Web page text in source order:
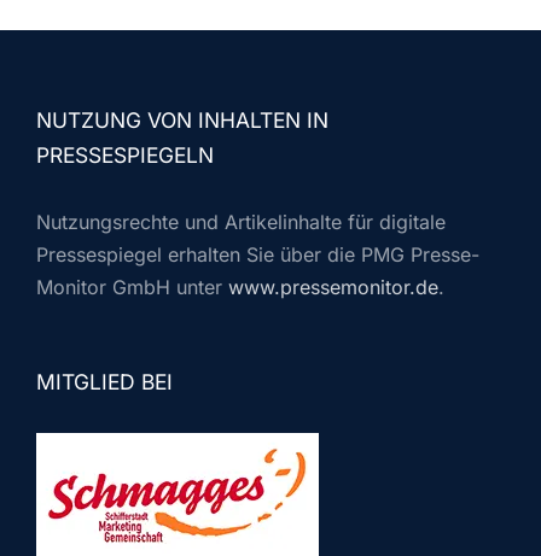
NUTZUNG VON INHALTEN IN
PRESSESPIEGELN
Nutzungsrechte und Artikelinhalte für digitale
Pressespiegel erhalten Sie über die PMG Presse-
Monitor GmbH unter www.pressemonitor.de.
MITGLIED BEI